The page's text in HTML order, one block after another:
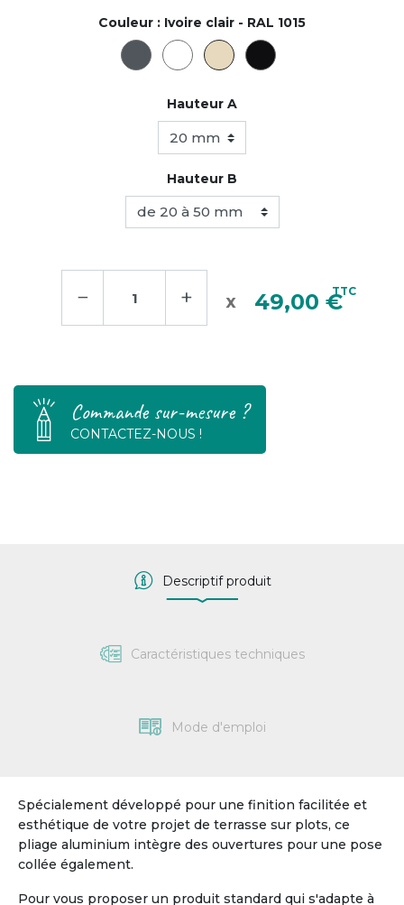
Couleur : Ivoire clair - RAL 1015
Hauteur A
Hauteur B
− + 49,00 €TTC
Commande sur-mesure ?
CONTACTEZ-NOUS !
Descriptif produit
Caractéristiques techniques
Mode d'emploi
Spécialement développé pour une finition facilitée et
esthétique de votre projet de terrasse sur plots, ce
pliage aluminium intègre des ouvertures pour une pose
collée également.
Pour vous proposer un produit standard qui s'adapte à